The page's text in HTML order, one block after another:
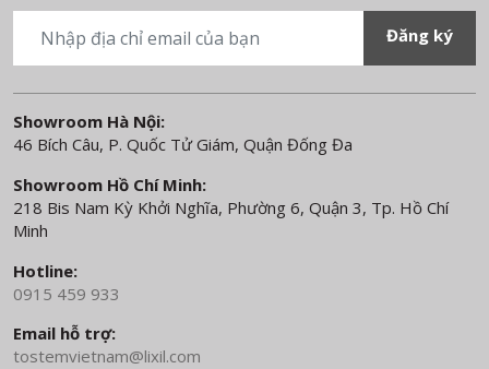
Showroom Hà Nội:
46 Bích Câu, P. Quốc Tử Giám, Quận Đống Đa
Showroom Hồ Chí Minh:
218 Bis Nam Kỳ Khởi Nghĩa, Phường 6, Quận 3, Tp. Hồ Chí
Minh
Hotline:
0915 459 933
Email hỗ trợ:
tostemvietnam@lixil.com